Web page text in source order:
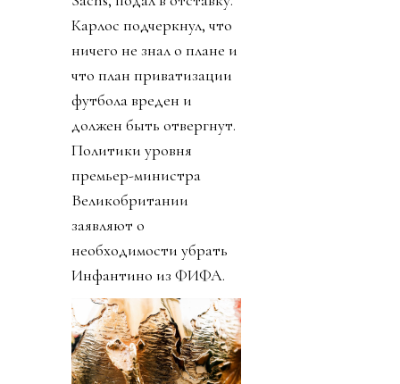
Карлос подчеркнул, что
ничего не знал о плане и
что план приватизации
футбола вреден и
должен быть отвергнут.
Политики уровня
премьер-министра
Великобритании
заявляют о
необходимости убрать
Инфантино из ФИФА.